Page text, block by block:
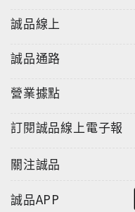
誠品線上
誠品通路
營業據點
訂閱誠品線上電子報
關注誠品
誠品APP